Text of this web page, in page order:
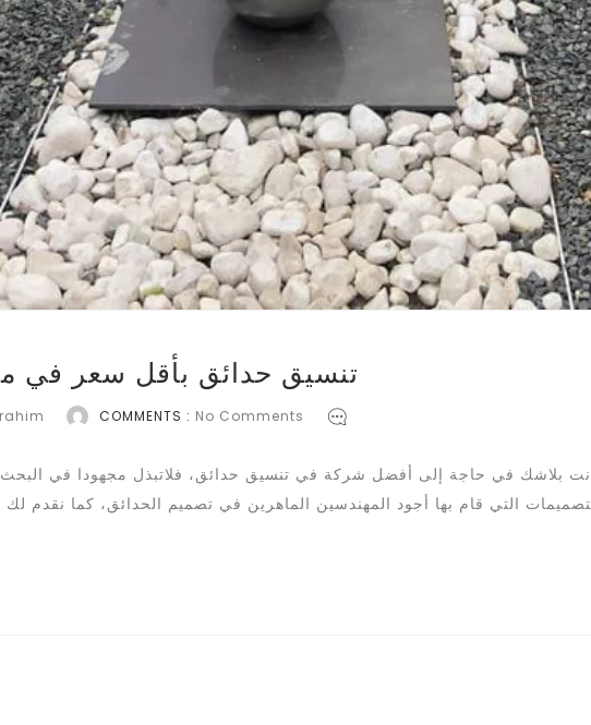
تنسيق حدائق بأقل سعر في
COMMENTS : No Comments
بلاشك في حاجة إلى أفضل شركة في تنسيق حدائق، فلاتبذل مجهودا في
التي قام بها أجود المهندسين الماهرين في تصميم الحدائق، كما نقدم